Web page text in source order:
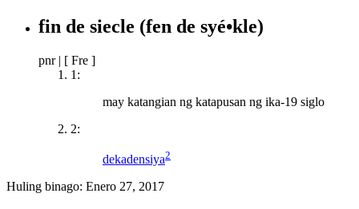
fin de siecle (fen de syé•kle)
pnr | [ Fre ]
1:
may katangian ng katapusan ng ika-19 siglo
2:
dekadensiya2
Huling binago: Enero 27, 2017